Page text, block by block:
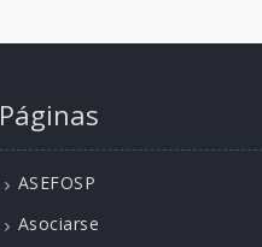
Páginas
ASEFOSP
Asociarse